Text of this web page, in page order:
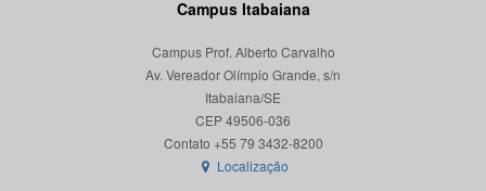
Campus Itabaiana
Campus Prof. Alberto Carvalho
Av. Vereador Olímpio Grande, s/n
Itabaiana/SE
CEP 49506-036
Localização